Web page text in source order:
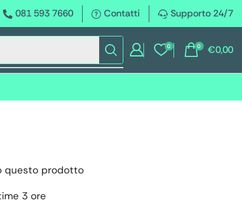
081 593 7660 Contatti Supporto 24/7
0 0 €0,00
questo prodotto
3 ore